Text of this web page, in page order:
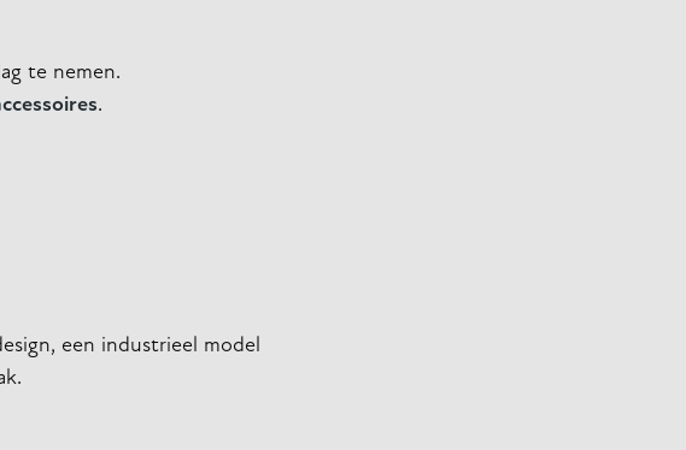
te nemen.
.
een industrieel model